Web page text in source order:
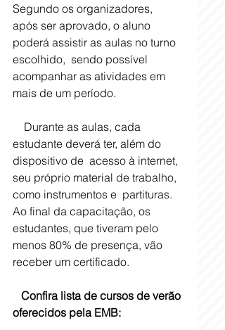
Segundo os organizadores,
após ser aprovado, o aluno
poderá assistir as aulas no turno
escolhido,  sendo possível
acompanhar as atividades em
mais de um período.
estudante deverá ter, além do
dispositivo de  acesso à internet,
seu próprio material de trabalho,
como instrumentos e  partituras.
Ao final da capacitação, os
estudantes, que tiveram pelo
menos 80% de presença, vão
receber um certificado.
Confira lista de cursos de verão
oferecidos pela EMB: